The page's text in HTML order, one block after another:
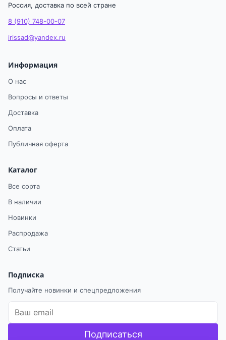
Россия, доставка по всей стране
8 (910) 748-00-07
irissad@yandex.ru
Информация
О нас
Вопросы и ответы
Доставка
Оплата
Публичная оферта
Каталог
Все сорта
В наличии
Новинки
Распродажа
Статьи
Подписка
Получайте новинки и спецпредложения
Подписаться